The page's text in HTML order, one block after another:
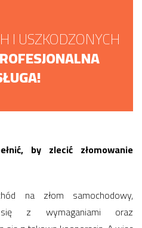
I USZKODZONYCH
by zlecić złomowanie
na złom samochodowy,
się z wymaganiami oraz